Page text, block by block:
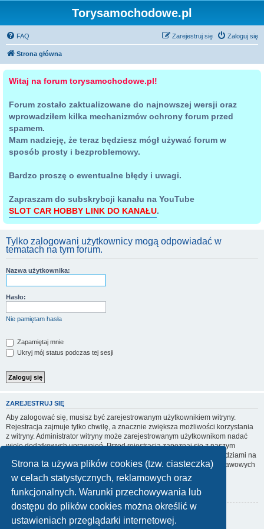
Strona ta używa plików cookies (tzw. ciasteczka)
w celach statystycznych, reklamowych oraz
funkcjonalnych. Warunki przechowywania lub
dostępu do plików cookies można określić w
ustawieniach przeglądarki internetowej.
Torysamochodowe.pl
FAQ Zaloguj się
Zarejestruj się
Strona główna
Witaj na forum torysamochodowe.pl!
Forum zostało zaktualizowane do najnowszej wersji oraz
wprowadziłem kilka mechanizmów ochrony forum przed
spamem.
Mam nadzieję, że teraz będziesz mógł używać forum w
sposób prosty i bezproblemowy.
Bardzo proszę o ewentualne błędy i uwagi.
Zapraszam do subskrybcji kanału na YouTube
SLOT CAR HOBBY LINK DO KANAŁU.
Tylko zalogowani użytkownicy mogą odpowiadać w
tematach na tym forum.
Nazwa użytkownika:
Hasło:
Nie pamiętam hasła
Zapamiętaj mnie
Ukryj mój status podczas tej sesji
ZAREJESTRUJ SIĘ
Aby zalogować się, musisz być zarejestrowanym użytkownikiem witryny.
Rejestracja zajmuje tylko chwilę, a znacznie zwiększa możliwości korzystania
z witryny. Administrator witryny może zarejestrowanym użytkownikom nadać
wiele dodatkowych uprawnień. Przed rejestracją zapoznaj się z naszym
regulaminem, zasadami ochrony danych osobowych oraz z odpowiedziami na
często zadawane pytania (FAQ), gdzie jest wyjaśnionych wiele podstawowych
zagadnień dotyczących funkcjonowania witryny.
Regulamin|Zasady ochrony danych osobowych
Zarejestruj się